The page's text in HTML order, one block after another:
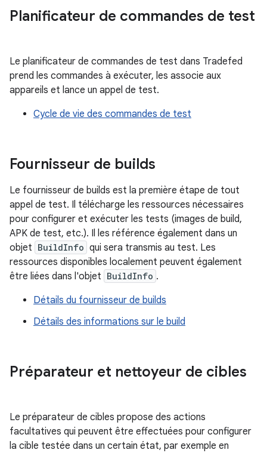
Planificateur de commandes de test
Le planificateur de commandes de test dans Tradefed
prend les commandes à exécuter, les associe aux
appareils et lance un appel de test.
Cycle de vie des commandes de test
Fournisseur de builds
Le fournisseur de builds est la première étape de tout
appel de test. Il télécharge les ressources nécessaires
pour configurer et exécuter les tests (images de build,
APK de test, etc.). Il les référence également dans un
objet BuildInfo qui sera transmis au test. Les
ressources disponibles localement peuvent également
être liées dans l'objet BuildInfo .
Détails du fournisseur de builds
Détails des informations sur le build
Préparateur et nettoyeur de cibles
Le préparateur de cibles propose des actions
facultatives qui peuvent être effectuées pour configurer
la cible testée dans un certain état, par exemple en